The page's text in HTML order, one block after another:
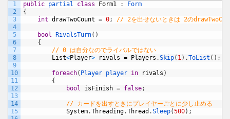
1
2
3
4
5
6
7
8
9
10
11
12
13
14
15
public partial class Form1 :
Form
{
int drawTwoCount = 0; // 2を出せないときは 2の
bool RivalsTurn( )
{
// 0 は自分なのでライバルではない
List<Player> rivals = Players .Skip( 1) .ToList ( ) ;
foreach( Player player in rivals )
{
bool
isFinish = false;
// カードを出すときにプレイヤーごとに少し止める
System.Threading.Thread .Sleep(500) ;